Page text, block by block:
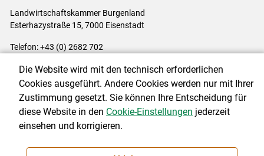
Landwirtschaftskammer Burgenland
Esterhazystraße 15, 7000 Eisenstadt
Telefon: +43 (0) 2682 702
Impressum|Kontakt|Datenschutzerklärung|Barrierefreiheit|
Cookie-Einstellungen
NEWSLETTER
Die Website wird mit den technisch erforderlichen
Cookies ausgeführt. Andere Cookies werden nur mit Ihrer
Zustimmung gesetzt. Sie können Ihre Entscheidung für
diese Website in den Cookie-Einstellungen jederzeit
einsehen und korrigieren.